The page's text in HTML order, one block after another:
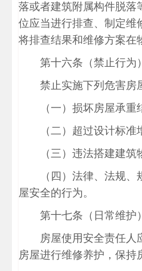
落或者建筑附属构件脱落
位应当进行排查、制定维
将排查结果和维修方案在
第十六条（禁止行为）
禁止实施下列危害房
（一）损坏房屋承重
（二）超过设计标准
（三）违法搭建建筑
（四）法律、法规
屋安全的行为。
第十七条（日常维护）
房屋使用安全责任人
房屋进行维修养护，保持